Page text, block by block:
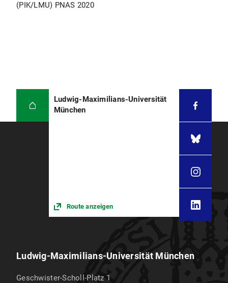
(PIK/LMU) PNAS 2020
Ludwig-Maximilians-Universität
München
Route anzeigen
Ludwig-Maximilians-Universität München
Geschwister-Scholl-Platz 1